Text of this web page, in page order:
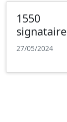
1550
27/05/2024